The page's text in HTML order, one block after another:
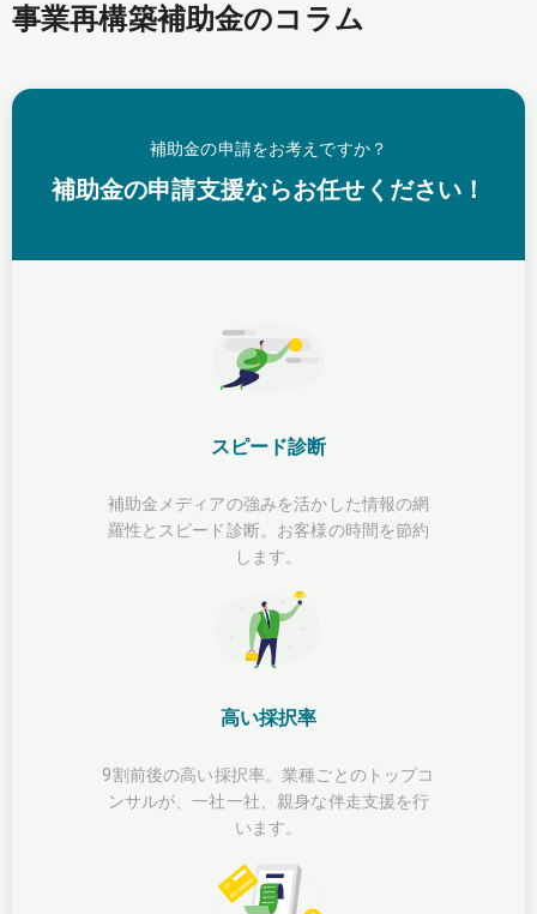
事業再構築補助金のコラム
補助金の申請をお考えですか？
補助金の申請支援ならお任せください！
スピード診断
補助金メディアの強みを活かした情報の網
羅性とスピード診断。お客様の時間を節約
します。
高い採択率
9割前後の高い採択率。業種ごとのトップコ
ンサルが、一社一社、親身な伴走支援を行
います。